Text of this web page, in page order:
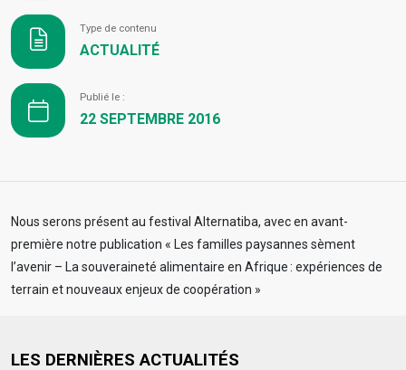
Type de contenu
ACTUALITÉ
Publié le :
22 SEPTEMBRE 2016
Nous serons présent au festival Alternatiba, avec en avant-
première notre publication « Les familles paysannes sèment
l’avenir – La souveraineté alimentaire en Afrique : expériences de
terrain et nouveaux enjeux de coopération »
LES DERNIÈRES ACTUALITÉS